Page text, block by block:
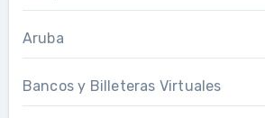
Aruba
Bancos y Billeteras Virtuales